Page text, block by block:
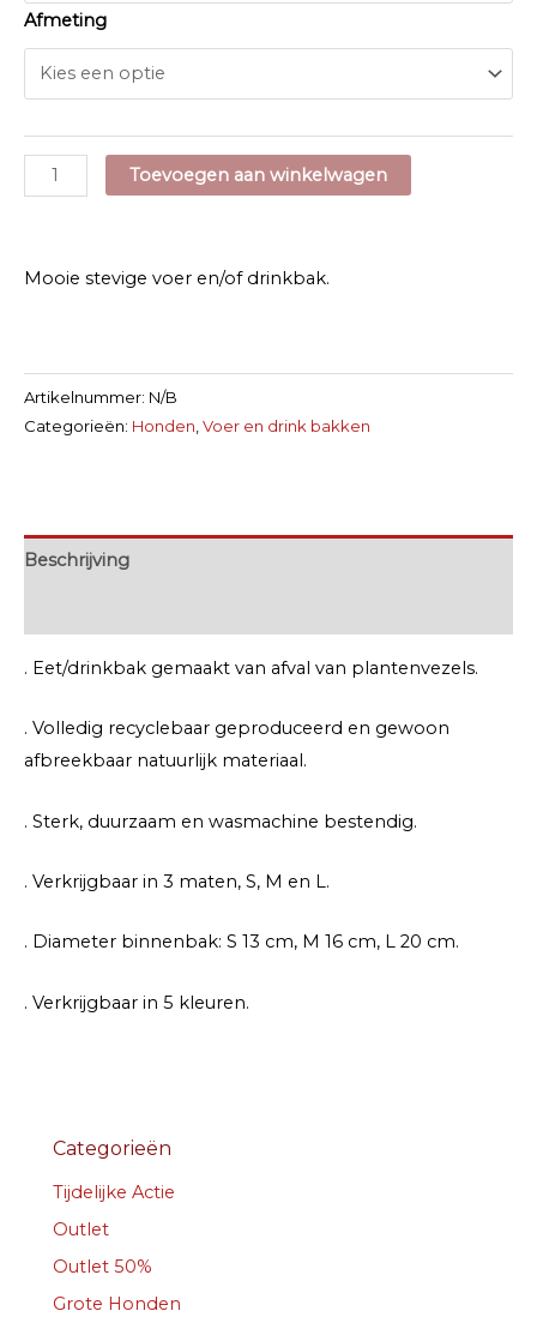
Afmeting
Beco
Bowl
en/of
Toevoegen aan winkelwagen
Mooie stevige voer en/of drinkbak.
Artikelnummer: N/B
Categorieën: Honden Voer en drink bakken
Beschrijving
. Eet/drinkbak gemaakt van afval van plantenvezels.
. Volledig recyclebaar geproduceerd en gewoon
afbreekbaar natuurlijk materiaal.
. Sterk, duurzaam en wasmachine bestendig.
. Verkrijgbaar in 3 maten, S, M en L.
. Diameter binnenbak: S 13 cm, M 16 cm, L 20 cm.
. Verkrijgbaar in 5 kleuren.
Categorieën
Tijdelijke Actie
Outlet
Outlet 50%
Grote Honden